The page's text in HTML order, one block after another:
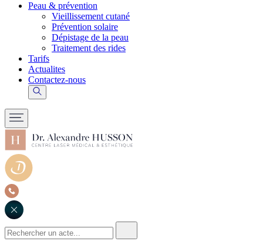
Peau & prévention
Vieillissement cutané
Prévention solaire
Dépistage de la peau
Traitement des rides
Tarifs
Actualites
Contactez-nous